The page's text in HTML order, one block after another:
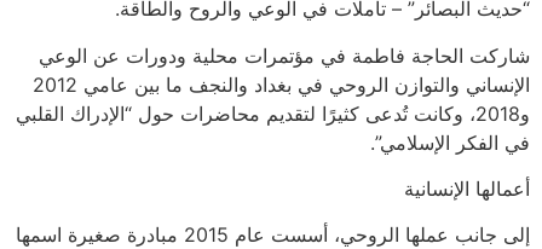
“حديث البصائر” – تأملات في الوعي والروح والطاقة.
شاركت الحاجة فاطمة في مؤتمرات محلية ودورات عن الوعي
الإنساني والتوازن الروحي في بغداد والنجف ما بين عامي 2012
و2018، وكانت تُدعى كثيرًا لتقديم محاضرات حول “الإدراك القلبي
في الفكر الإسلامي”.
أعمالها الإنسانية
إلى جانب عملها الروحي، أسست عام 2015 مبادرة صغيرة اسمها